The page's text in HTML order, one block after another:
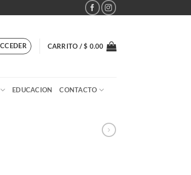
CARRITO /$ 0.00
EDUCACION CONTACTO